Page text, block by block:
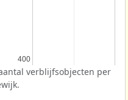
400
400
verblijfsobjecten per